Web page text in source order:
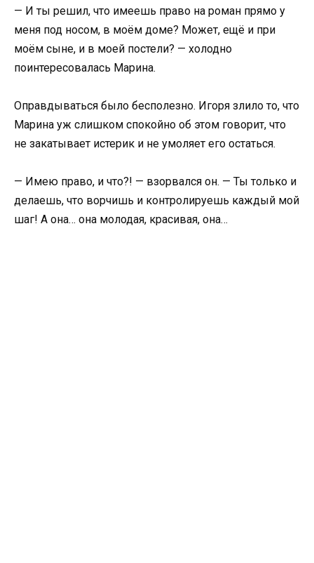
— И ты решил, что имеешь право на роман прямо у
меня под носом, в моём доме? Может, ещё и при
моём сыне, и в моей постели? — холодно
поинтересовалась Марина.
Оправдываться было бесполезно. Игоря злило то, что
Марина уж слишком спокойно об этом говорит, что
не закатывает истерик и не умоляет его остаться.
— Имею право, и что?! — взорвался он. — Ты только и
делаешь, что ворчишь и контролируешь каждый мой
шаг! А она… она молодая, красивая, она…